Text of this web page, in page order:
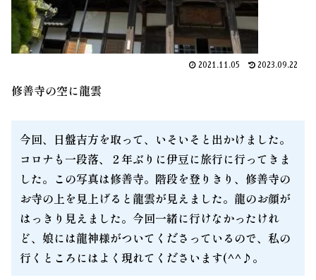
2021.11.05 2023.09.22
修善寺の空に龍雲
今回、日盤吉方を取って、いそいそと出かけました。
コロナも一段落、２年ぶりに伊豆に旅行に行ってきま
した。この写真は修善寺。階段を登りきり、修善寺の
お寺の上を見上げると龍雲が見えました。龍のお顔が
はっきり見えました。今回一緒に行けなかったけれ
ど、娘には龍神様がついてくださっているので、私の
行くところにはよく現れてくださいます(^^♪。